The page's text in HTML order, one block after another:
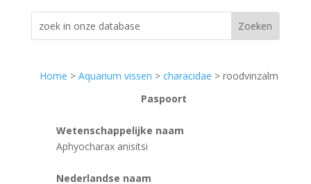
Home > Aquarium vissen > characidae > roodvinzalm
Paspoort
Wetenschappelijke naam
Aphyocharax anisitsi
Nederlandse naam